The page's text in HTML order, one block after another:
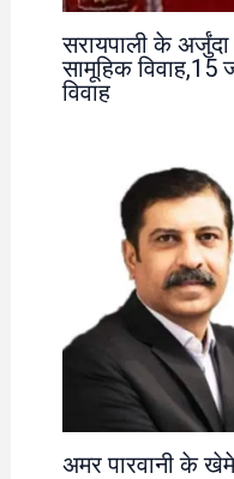
सरायपाली के
सामूहिक विवाह,15
विवाह
अमर पारवानी के